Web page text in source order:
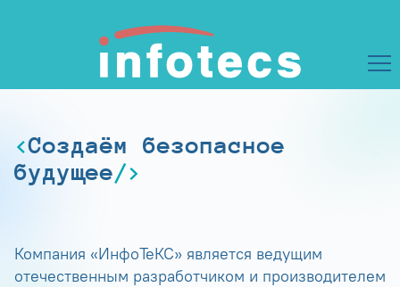
Создаём безопасное
будущее
Компания «ИнфоТеКС» является ведущим
отечественным разработчиком и производителем